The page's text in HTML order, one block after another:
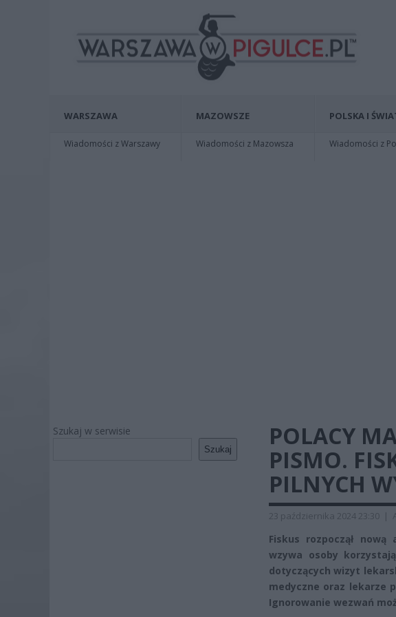
WARSZAWA
Wiadomości z Warszawy
MAZOWSZE
Wiadomości z Mazowsza
POLSKA I
Wiadomości z
Szukaj w serwisie
Szukaj
POLACY
PISMO.
PILNYCH
23 października 2024 23:30 |
Fiskus rozpoczął
wzywa osoby
dotyczących wizyt
medyczne oraz lekarze
Ignorowanie wezwań